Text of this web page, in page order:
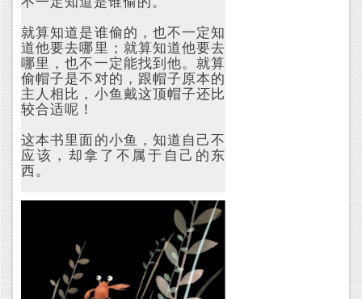
就算知道是谁偷的，也不一定知
道他要去哪里；就算知道他要去
哪里，也不一定能找到他。就算
偷帽子是不对的，跟帽子原本的
主人相比，小鱼戴这顶帽子还比
较合适呢！
这本书里面的小鱼，知道自己不
应该，却拿了不属于自己的东
西。